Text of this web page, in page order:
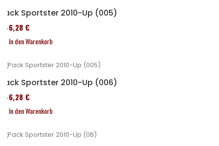
Pack Sportster 2010-Up (005)
246,28 €
In den Warenkorb
Pack Sportster 2010-Up (006)
246,28 €
In den Warenkorb